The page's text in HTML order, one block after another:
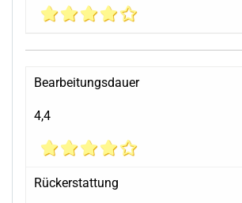
Bearbeitungsdauer
4,4
Rückerstattung